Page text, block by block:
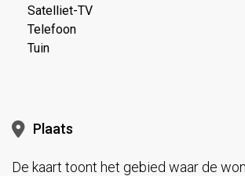
Satelliet-TV
Telefoon
Tuin
Plaats
De kaart toont het gebied waar de